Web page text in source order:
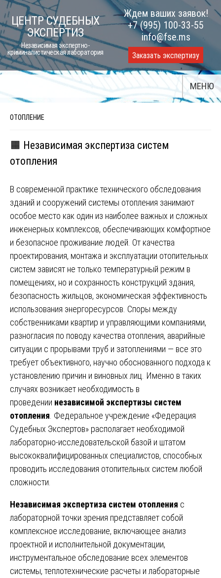
Skip
to
content
ЦЕНТР СУДЕБНЫХ
ЭКСПЕРТИЗ
Независимая экспертно-
криминалистическая лаборатория
Ждем ваших заявок!
+7 (995) 100-33-55
info@fse.ms
Заказать экспертизу
МЕНЮ
ОТОПЛЕНИЕ
🟧 Независимая экспертиза систем
отопления
В современной практике технического обследования
зданий и сооружений системы отопления занимают
особое место как один из наиболее важных и сложных
инженерных комплексов, обеспечивающих комфортное
и безопасное проживание людей. От качества
проектирования, монтажа и эксплуатации отопительных
систем зависят не только температурный режим в
помещениях, но и сохранность конструкций здания,
безопасность жильцов, экономическая эффективность
использования энергоресурсов. Споры между
собственниками квартир и управляющими компаниями,
разногласия по поводу качества отопления, аварийные
ситуации с прорывами труб и затоплениями — все это
требует объективного, научно обоснованного подхода к
установлению причин и виновных лиц. Именно в таких
случаях возникает необходимость в
проведении независимой экспертизы систем
отопления . Федеральное учреждение «Федерация
Судебных Экспертов» располагает необходимой
лабораторно-исследовательской базой и штатом
высококвалифицированных специалистов, способных
проводить исследования отопительных систем любой
сложности.
Независимая экспертиза систем отопления с
лабораторной точки зрения представляет собой
комплексное исследование, включающее анализ
проектной и исполнительной документации,
инструментальное обследование всех элементов
системы, теплотехнические расчеты и лабораторные